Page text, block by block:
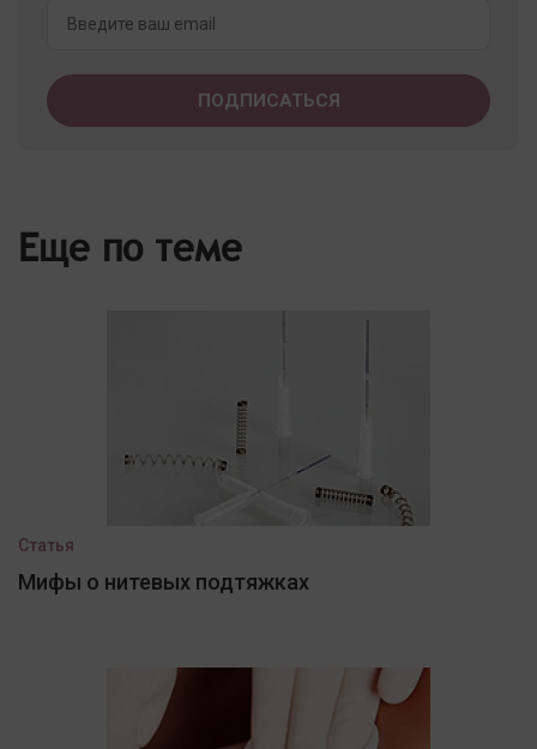
Еще по теме
Статья
Мифы о нитевых подтяжках